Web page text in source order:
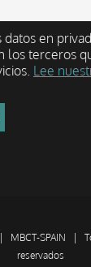
datos en
los terceros
Lee
SPAIN |
reservados